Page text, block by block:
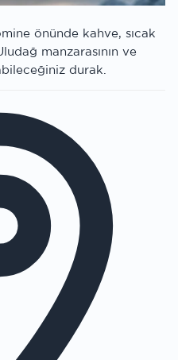
önünde kahve, sıcak
manzarasının ve
durak.